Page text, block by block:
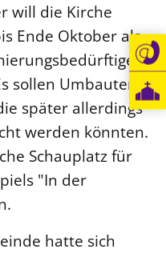
will die Kirche
Ende Oktober als
sollen Umbauten
später allerdings
werden könnten.
Schauplatz für
"In der
hatte sich